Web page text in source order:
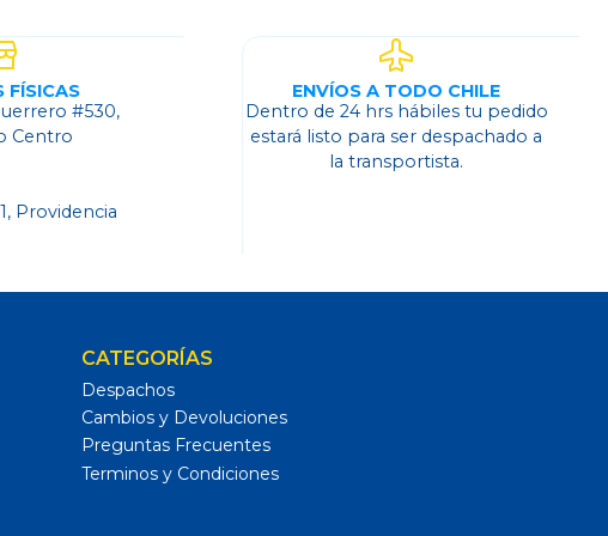
FÍSICAS
#530,
Centro
Providencia
ENVÍOS A TODO CHILE
Dentro de 24 hrs hábiles tu pedido
estará listo para ser despachado a
la transportista.
CATEGORÍAS
Despachos
Cambios y Devoluciones
Preguntas Frecuentes
Terminos y Condiciones